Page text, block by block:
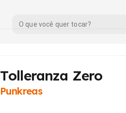
Tolleranza Zero
Punkreas